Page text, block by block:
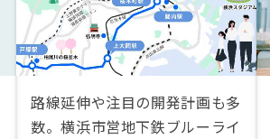
路線延伸や注目の開発計画も多
数。横浜市営地下鉄ブルーライ